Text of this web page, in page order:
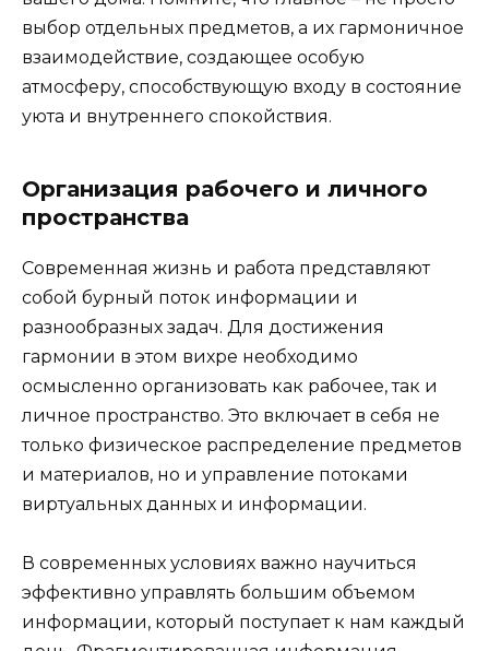
выбор отдельных предметов, а их гармоничное
взаимодействие, создающее особую
атмосферу, способствующую входу в состояние
уюта и внутреннего спокойствия.
Организация рабочего и личного
пространства
Современная жизнь и работа представляют
собой бурный поток информации и
разнообразных задач. Для достижения
гармонии в этом вихре необходимо
осмысленно организовать как рабочее, так и
личное пространство. Это включает в себя не
только физическое распределение предметов
и материалов, но и управление потоками
виртуальных данных и информации.
В современных условиях важно научиться
эффективно управлять большим объемом
информации, который поступает к нам каждый